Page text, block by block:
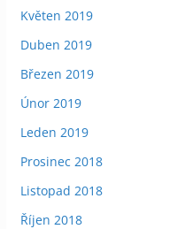
Květen 2019
Duben 2019
Březen 2019
Únor 2019
Leden 2019
Prosinec 2018
Listopad 2018
Říjen 2018